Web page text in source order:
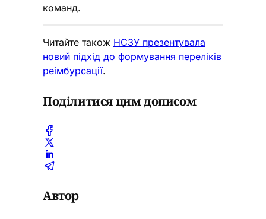
команд.
Читайте також НСЗУ презентувала
новий підхід до формування переліків
реімбурсації.
Поділитися цим дописом
Автор